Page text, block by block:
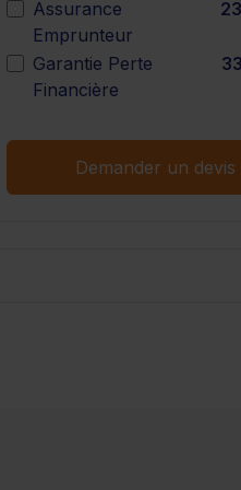
Assurance
Emprunteur
Garantie Perte
Financière
Demander un devis